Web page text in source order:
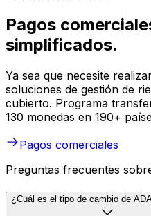
Pagos
simplificados.
Ya sea que necesite
soluciones de gestión de
cubierto. Programa
130 monedas en 190+
Pagos comerciales
Preguntas frecuentes
¿Cuál es el tipo de cambio de